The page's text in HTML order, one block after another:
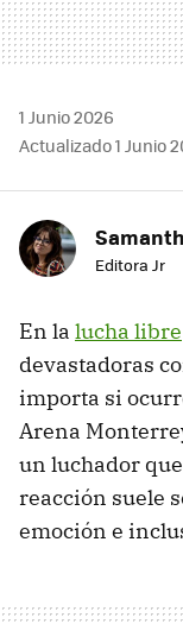
1 Junio 2026
Actualizado 1 Junio
Editora Jr
En la lucha libre
devastadoras
importa si
Arena
un luchador
reacción suele
emoción e